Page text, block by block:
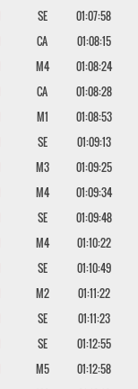
SE
01:07:58
CA
01:08:15
M4
01:08:24
CA
01:08:28
M1
01:08:53
SE
01:09:13
M3
01:09:25
M4
01:09:34
SE
01:09:48
M4
01:10:22
SE
01:10:49
M2
01:11:22
SE
01:11:23
SE
01:12:55
M5
01:12:58